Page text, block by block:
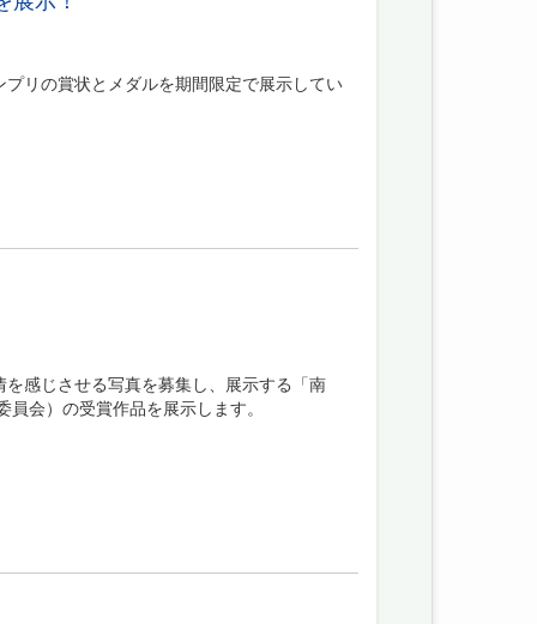
リの賞状とメダルを期間限定で展示してい
感じさせる写真を募集し、展示する「南
会）の受賞作品を展示します。